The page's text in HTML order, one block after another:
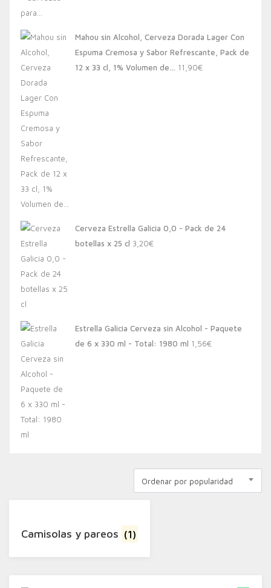
Mahou sin Alcohol, Cerveza Dorada Lager Con
Espuma Cremosa y Sabor Refrescante, Pack de
12 x 33 cl, 1% Volumen de… 11,90€
Cerveza Estrella Galicia 0,0 - Pack de 24
botellas x 25 cl 3,20€
Estrella Galicia Cerveza sin Alcohol - Paquete
de 6 x 330 ml - Total: 1980 ml 1,56€
Ordenar por popularidad
Camisolas y pareos (1)